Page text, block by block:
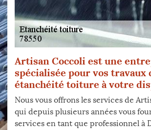
Artisan Coccoli est une
spécialisée pour vos travaux
étanchéité toiture à votre
Nous vous offrons les services de
qui depuis plusieurs années vous
services en tant que professionnel à